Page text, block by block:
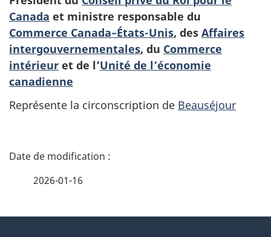
Canada et ministre responsable du
Commerce Canada–États-Unis, des Affaires
intergouvernementales, du Commerce
intérieur et de l’Unité de l’économie
canadienne
Représente la circonscription de Beauséjour
D
2026-01-16